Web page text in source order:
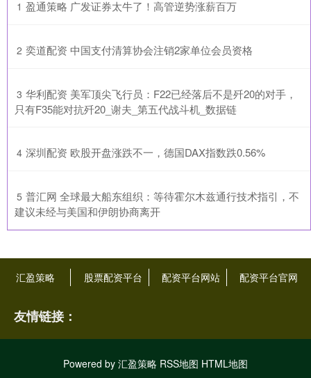
1 ​盈通策略 广发证券太牛了！高管逆势涨薪百万
2 ​奕道配资 中国支付清算协会注销2家单位会员资格
3 ​华利配资 美军顶尖飞行员：F22已经落后不是歼20的对手，
只有F35能对抗歼20_谢夫_第五代战斗机_数据链
4 ​深圳配资 欧股开盘涨跌不一，德国DAX指数跌0.56%
5 ​普汇网 全球最大船东组织：等待霍尔木兹通行技术指引，不
建议未经与美国和伊朗协商离开
汇盈策略 股票配资平台 配资平台网站 配资平台官网
友情链接：
Powered by 汇盈策略 RSS地图 HTML地图